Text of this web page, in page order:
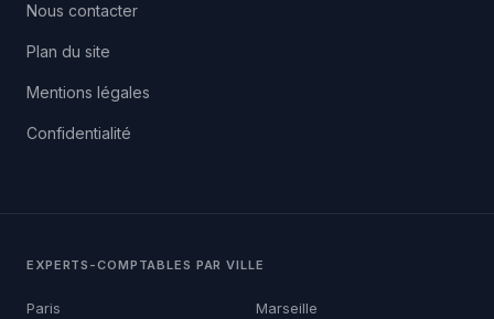
Nous contacter
Plan du site
Mentions légales
Confidentialité
EXPERTS-COMPTABLES PAR VILLE
Paris Marseille